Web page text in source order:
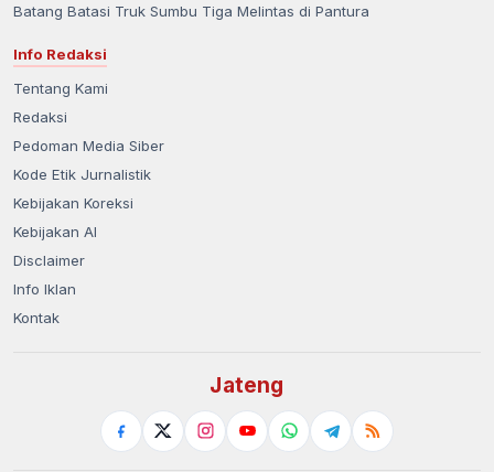
Batang Batasi Truk Sumbu Tiga Melintas di Pantura
Info Redaksi
Tentang Kami
Redaksi
Pedoman Media Siber
Kode Etik Jurnalistik
Kebijakan Koreksi
Kebijakan AI
Disclaimer
Info Iklan
Kontak
Jateng